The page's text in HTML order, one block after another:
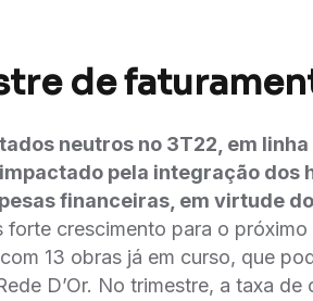
de
neutros no 3T22, em
pela integração dos
financeiras, em virtude
crescimento para o
13 obras já em curso, que
D’Or. No trimestre, a taxa